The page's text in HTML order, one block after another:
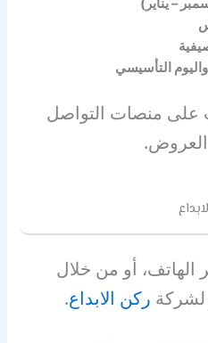
– يناير)
التأسيسي
على منصات التواصل
الهاتف، أو من خلال
لشركة ركن الابداع.